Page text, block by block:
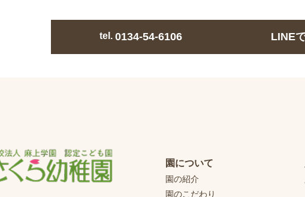
tel. 0134-54-6106 LINE
園について
園の紹介
園のこだわり